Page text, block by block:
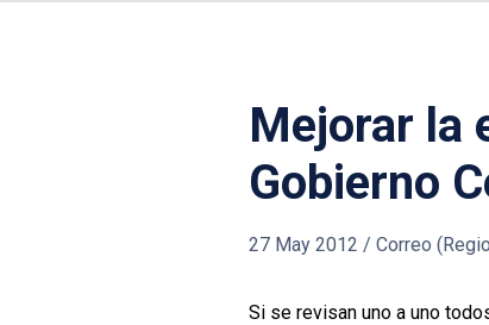
Mejorar la
Gobierno
27 May 2012 / Correo
Si se revisan uno a uno